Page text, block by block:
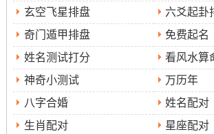
意思是诸事皆宜。其五行属“白腊金” 气场
进行搬家、入宅、安床等事宜，能位新
基调。
9月17日:此日位“司命黄道;六盒吉日”，星
（吉）。六盒标记着和谐与顺利、寓意家
洽.
玄空飞星排盘
六爻起卦
奇门遁甲排盘
免费起名
姓名测试打分
看风水算
神奇小测试
万历年
八字合婚
姓名配对
生肖配对
星座配对